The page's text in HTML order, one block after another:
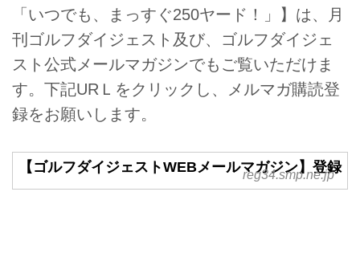
「いつでも、まっすぐ250ヤード！」】は、月
刊ゴルフダイジェスト及び、ゴルフダイジェ
スト公式メールマガジンでもご覧いただけま
す。下記URＬをクリックし、メルマガ購読登
録をお願いします。
【ゴルフダイジェストWEBメールマガジン】登録
reg34.smp.ne.jp